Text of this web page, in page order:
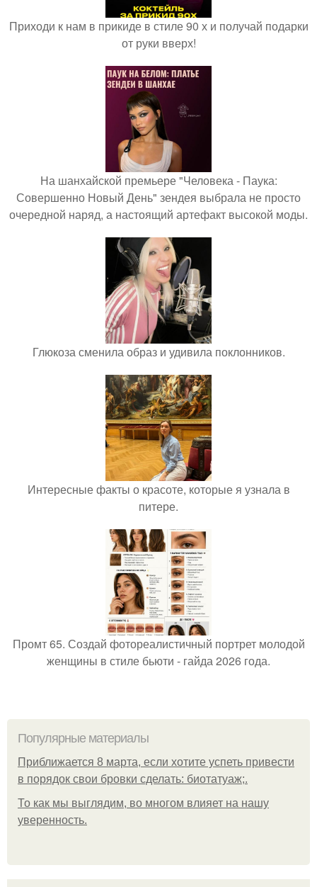
Приходи к нам в прикиде в стиле 90 х и получай подарки
от руки вверх!
На шанхайской премьере "Человека - Паука:
Совершенно Новый День" зендея выбрала не просто
очередной наряд, а настоящий артефакт высокой моды.
Глюкоза сменила образ и удивила поклонников.
Интересные факты о красоте, которые я узнала в
питере.
Промт 65. Создай фотореалистичный портрет молодой
женщины в стиле бьюти - гайда 2026 года.
Популярные материалы
Приближается 8 марта, если хотите успеть привести
в порядок свои бровки сделать: биотатуаж;.
То как мы выглядим, во многом влияет на нашу
уверенность.